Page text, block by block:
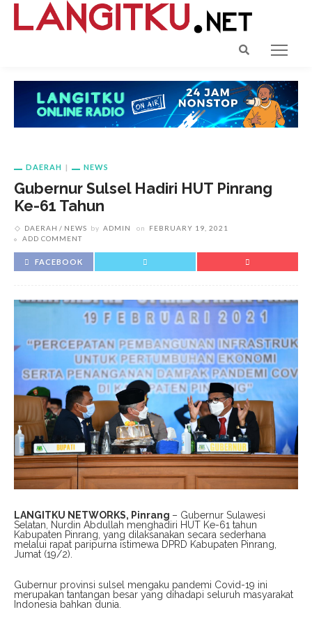
DAERAH NEWS
Gubernur Sulsel Hadiri HUT Pinrang
Ke-61 Tahun
DAERAH NEWS by ADMIN on
FEBRUARY 19, 2021
ADD COMMENT
FACEBOOK
LANGITKU NETWORKS, Pinrang – Gubernur Sulawesi
Selatan, Nurdin Abdullah menghadiri HUT Ke-61 tahun
Kabupaten Pinrang, yang dilaksanakan secara sederhana
melalui rapat paripurna istimewa DPRD Kabupaten Pinrang,
Jumat (19/2).
Gubernur provinsi sulsel mengaku pandemi Covid-19 ini
merupakan tantangan besar yang dihadapi seluruh masyarakat
Indonesia bahkan dunia.